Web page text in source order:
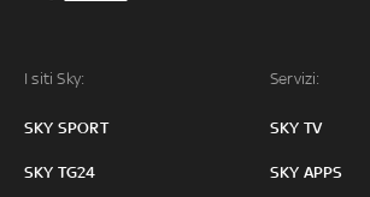
I siti Sky:
SKY SPORT
SKY TG24
Servizi:
SKY TV
SKY APPS